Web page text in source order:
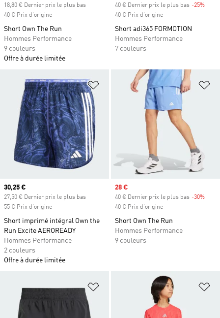
18,80 € Dernier prix le plus bas
40 € Prix d'origine
Short Own The Run
Hommes Performance
9 couleurs
Offre à durée limitée
40 € Dernier prix le plus bas -25%
40 € Prix d'origine
Short adi365 FORMOTION
Hommes Performance
7 couleurs
Ajouter à la Liste de produits
Prix actuel
30,25 €
27,50 € Dernier prix le plus bas
55 € Prix d'origine
Short imprimé intégral Own the
Run Excite AEROREADY
Hommes Performance
2 couleurs
Offre à durée limitée
Prix soldé
28 €
40 € Dernier prix le plus bas -30%
40 € Prix d'origine
Short Own The Run
Hommes Performance
9 couleurs
Ajouter à la Liste de produits